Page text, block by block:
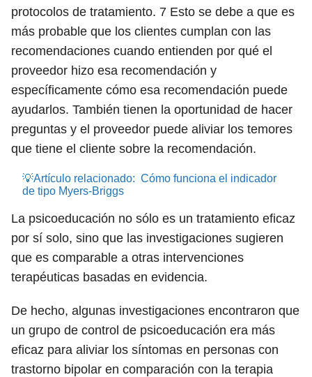
protocolos de tratamiento. 7 Esto se debe a que es
más probable que los clientes cumplan con las
recomendaciones cuando entienden por qué el
proveedor hizo esa recomendación y
específicamente cómo esa recomendación puede
ayudarlos. También tienen la oportunidad de hacer
preguntas y el proveedor puede aliviar los temores
que tiene el cliente sobre la recomendación.
💡Artículo relacionado: Cómo funciona el indicador
de tipo Myers-Briggs
La psicoeducación no sólo es un tratamiento eficaz
por sí solo, sino que las investigaciones sugieren
que es comparable a otras intervenciones
terapéuticas basadas en evidencia.
De hecho, algunas investigaciones encontraron que
un grupo de control de psicoeducación era más
eficaz para aliviar los síntomas en personas con
trastorno bipolar en comparación con la terapia